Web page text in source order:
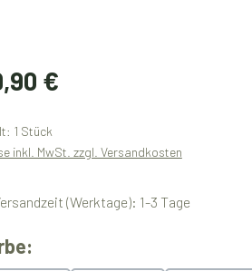
Preis:
€
1 Stück
inkl. MwSt. zzgl. Versandkosten
(Werktage): 1-3 Tage